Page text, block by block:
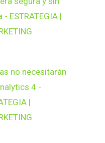
ESTRATEGIA |
no necesitarán
4 -
|